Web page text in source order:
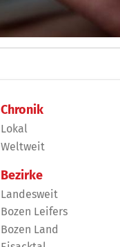
Chronik
Lokal
Weltweit
Bezirke
Landesweit
Bozen Leifers
Bozen Land